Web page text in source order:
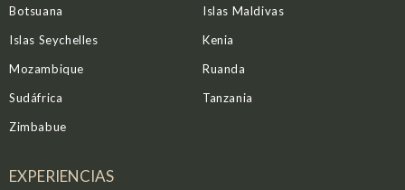
Botsuana
Islas Maldivas
Islas Seychelles
Kenia
Mozambique
Ruanda
Sudáfrica
Tanzania
Zimbabue
EXPERIENCIAS